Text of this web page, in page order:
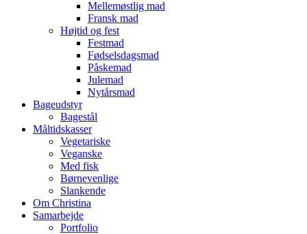
Mellemøstlig mad
Fransk mad
Højtid og fest
Festmad
Fødselsdagsmad
Påskemad
Julemad
Nytårsmad
Bageudstyr
Bagestål
Måltidskasser
Vegetariske
Veganske
Med fisk
Børnevenlige
Slankende
Om Christina
Samarbejde
Portfolio